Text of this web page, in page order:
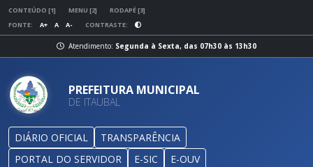
CONTEÚDO [1] MENU [2]
RODAPÉ [3]
FONTE:
A+ A A- CONTRASTE:
Atendimento: Segunda à Sexta, das 07h30 às 13h30
PREFEITURA MUNICIPAL
DE ITAUBAL
DIÁRIO OFICIAL
TRANSPARÊNCIA
PORTAL DO SERVIDOR
E-SIC E-OUV